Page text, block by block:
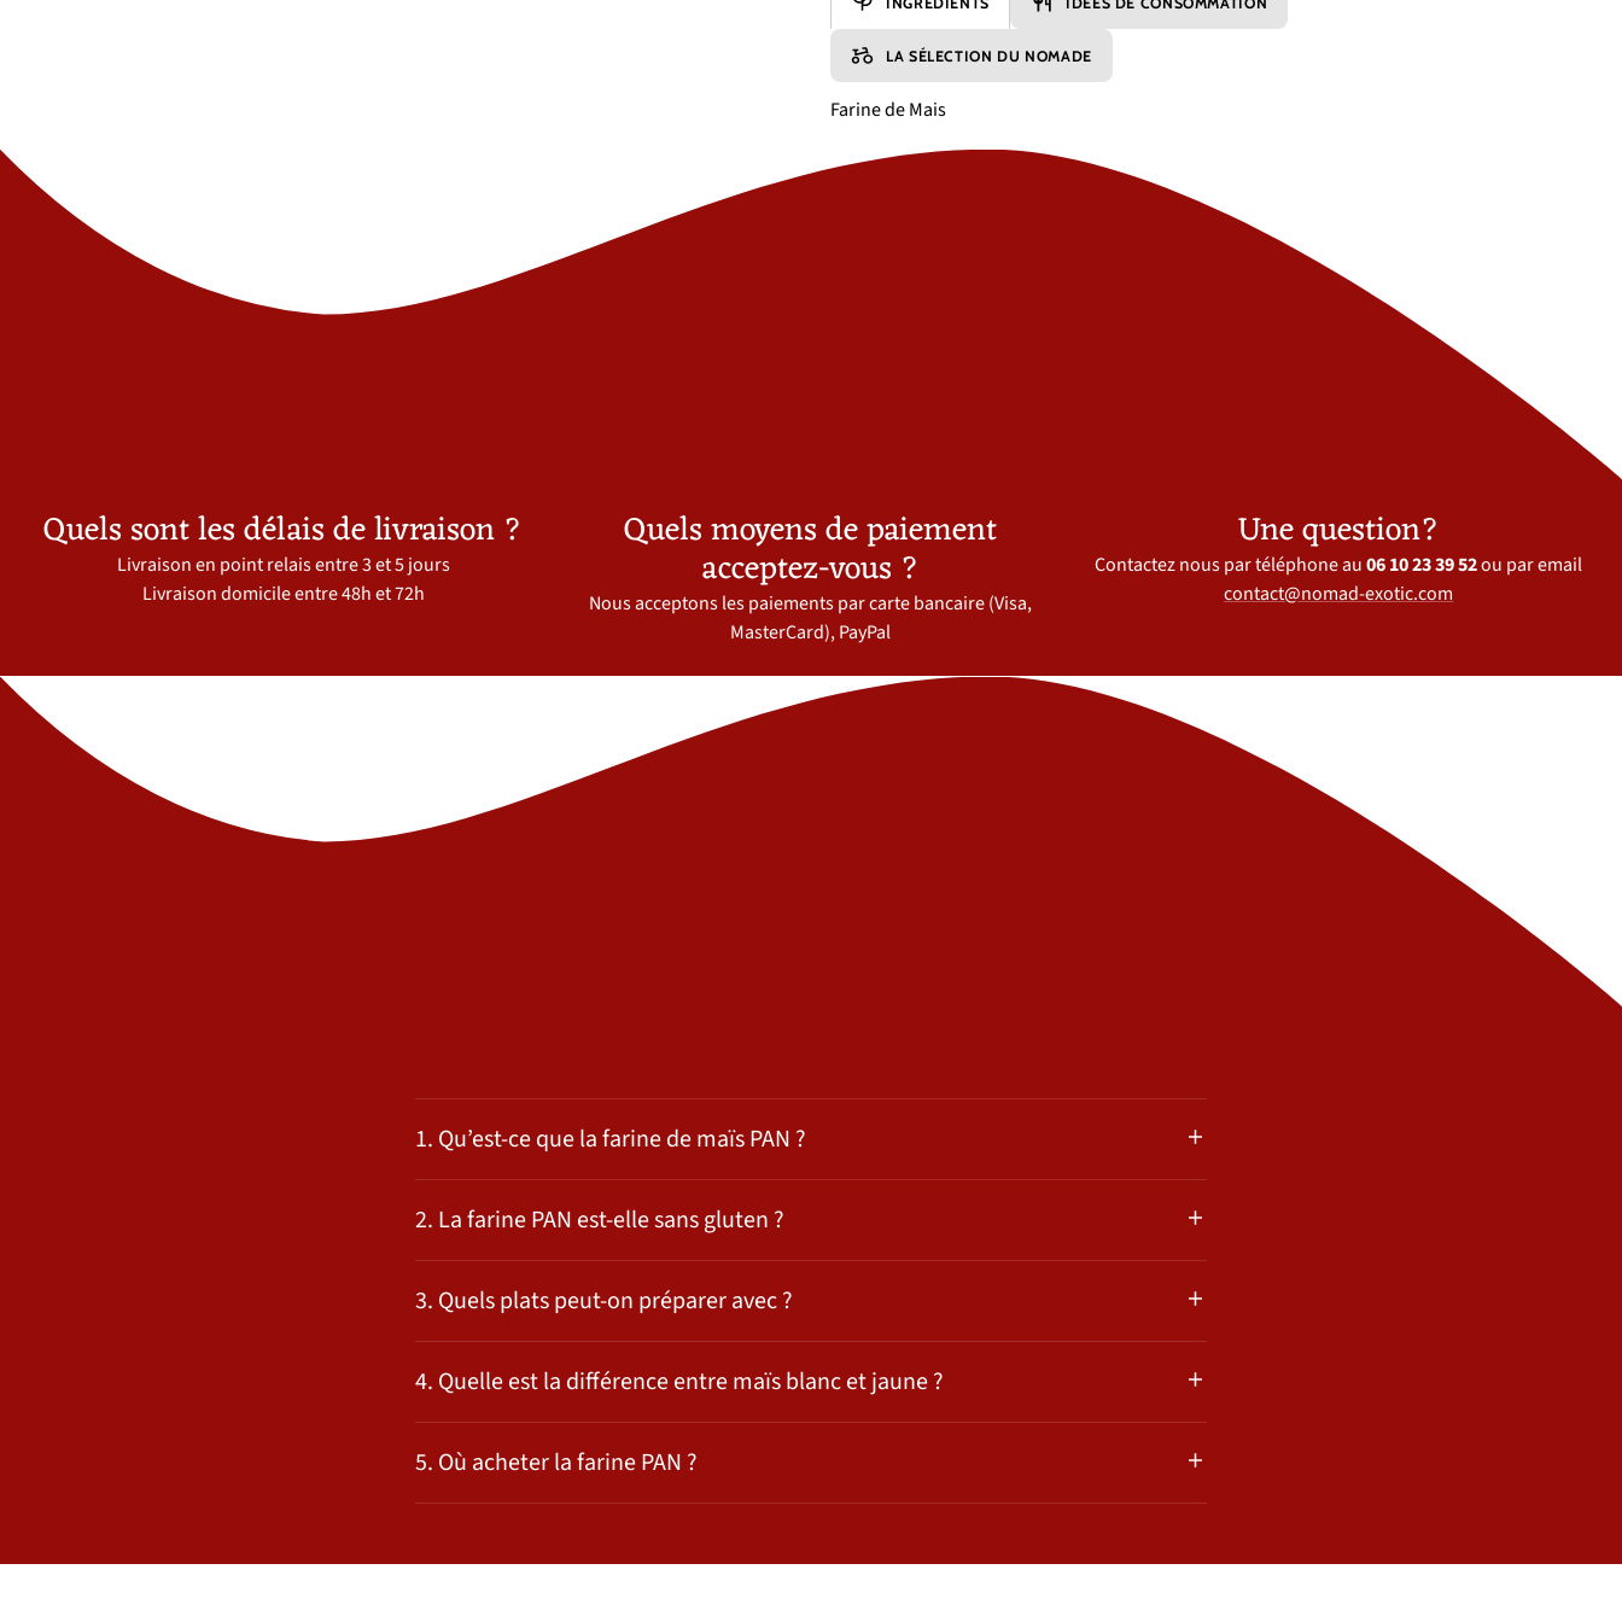
LA SÉLECTION DU NOMADE
Farine de Mais
Quels sont les délais de livraison ?
Livraison en point relais entre 3 et 5 jours
Livraison domicile entre 48h et 72h
Quels moyens de paiement
acceptez-vous ?
Nous acceptons les paiements par carte bancaire (Visa,
MasterCard), PayPal
Une question?
Contactez nous par téléphone au06 10 23 39 52ou par email
contact@nomad-exotic.com
1. Qu’est-ce que la farine de maïs PAN ?
2. La farine PAN est-elle sans gluten ?
3. Quels plats peut-on préparer avec ?
4. Quelle est la différence entre maïs blanc et jaune ?
5. Où acheter la farine PAN ?